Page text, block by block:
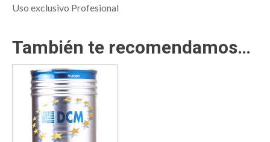
Uso exclusivo Profesional
También te recomendamos…
producto
tiene
múltiples
variantes.